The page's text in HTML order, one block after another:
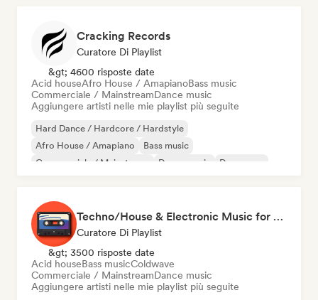
Cracking Records
Curatore Di Playlist
&gt; 4600 risposte date
Acid houseAfro House / AmapianoBass music
Commerciale / MainstreamDance music
Aggiungere artisti nelle mie playlist più seguite
Hard Dance / Hardcore / Hardstyle
Afro House / Amapiano
Bass music
Commerciale / Mainstream
Dance music
Danza pop
Techno/House & Electronic Music for Svea Playlists
Curatore Di Playlist
&gt; 3500 risposte date
Acid houseBass musicColdwave
Commerciale / MainstreamDance music
Aggiungere artisti nelle mie playlist più seguite